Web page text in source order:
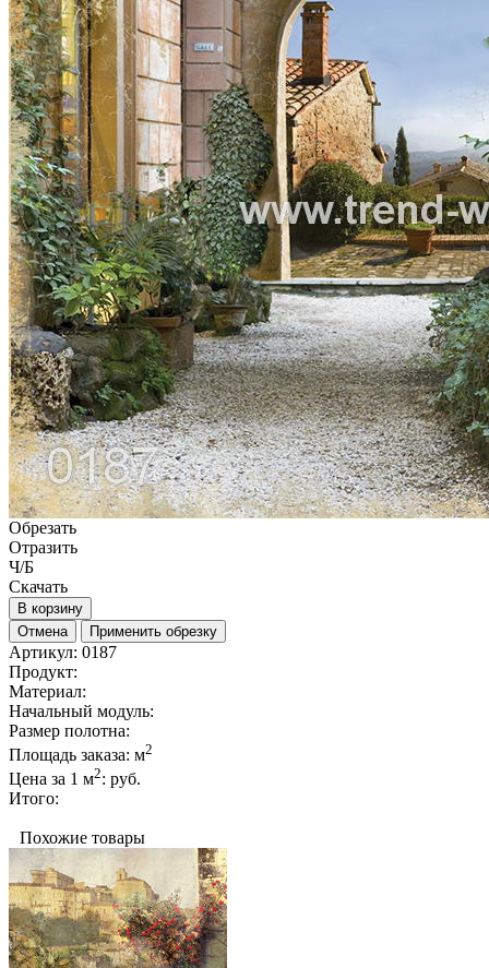
Обрезать
Отразить
Ч/Б
Скачать
В корзину
Отмена
Применить обрезку
Артикул: 0187
Продукт:
Материал:
Начальный модуль:
Размер полотна:
Площадь заказа: м2
Цена за 1 м2: руб.
Итого:
Похожие товары